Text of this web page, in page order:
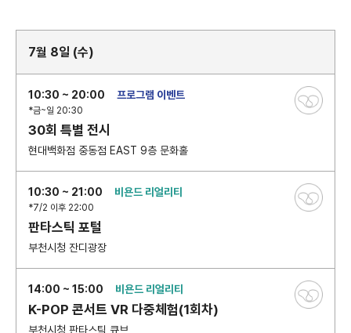
7월 8일 (수)
10:30 ~ 20:00
*금~일 20:30
프로그램 이벤트
30회 특별 전시
현대백화점 중동점 EAST 9층 문화홀
10:30 ~ 21:00
*7/2 이후 22:00
비욘드 리얼리티
판타스틱 포털
부천시청 잔디광장
14:00 ~ 15:00 비욘드 리얼리티
K-POP 콘서트 VR 다중체험(1회차)
부천시청 판타스틱 큐브